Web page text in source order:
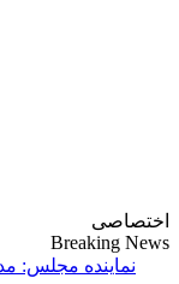
اختصاصی
Breaking News